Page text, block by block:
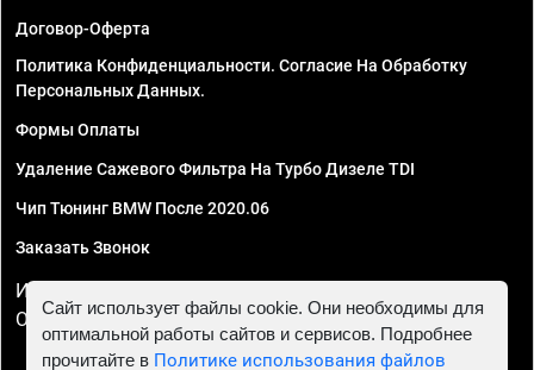
Договор-Оферта
Политика Конфиденциальности. Согласие На Обработку
Персональных Данных.
Формы Оплаты
Удаление Сажевого Фильтра На Турбо Дизеле TDI
Чип Тюнинг BMW После 2020.06
Заказать Звонок
ИП Смирнов Георгий Павлович. ИНН 781302555843,
ОГРНИП 324470400032610
Сайт использует файлы cookie. Они необходимы для
оптимальной работы сайтов и сервисов. Подробнее
прочитайте в Политике использования файлов